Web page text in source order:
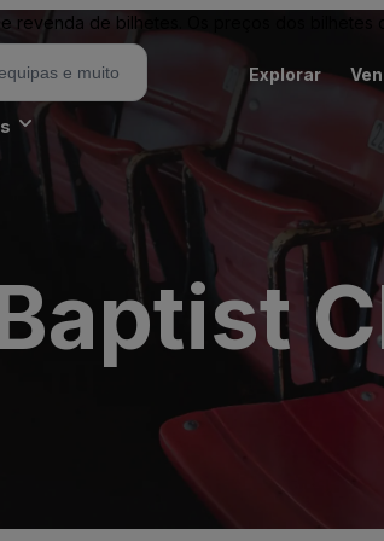
revenda de bilhetes. Os preços dos
Explorar